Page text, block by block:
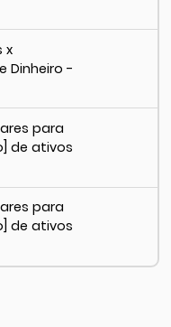
x
Dinheiro -
para
de ativos
para
de ativos